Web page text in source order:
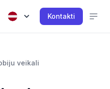
Kontakti
veikali